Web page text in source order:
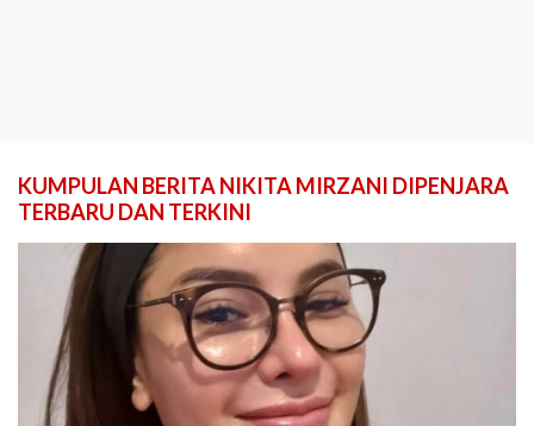
KUMPULAN BERITA NIKITA MIRZANI DIPENJARA
TERBARU DAN TERKINI